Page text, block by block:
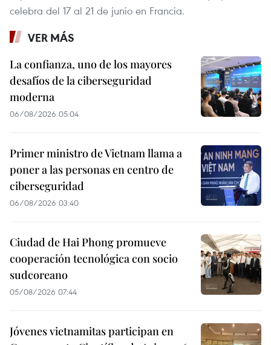
celebra del 17 al 21 de junio en Francia.
VER MÁS
La confianza, uno de los mayores
desafíos de la ciberseguridad
moderna
06/08/2026 05:04
Primer ministro de Vietnam llama a
poner a las personas en centro de
ciberseguridad
06/08/2026 03:40
Ciudad de Hai Phong promueve
cooperación tecnológica con socio
sudcoreano
05/08/2026 07:44
Jóvenes vietnamitas participan en